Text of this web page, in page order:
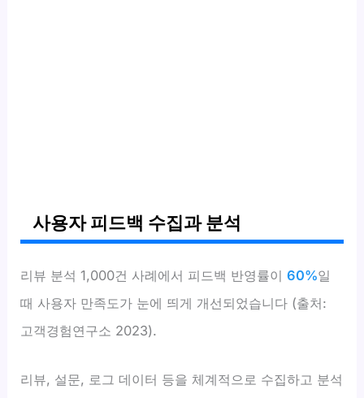
사용자 피드백 수집과 분석
리뷰 분석 1,000건 사례에서 피드백 반영률이60%일
때 사용자 만족도가 눈에 띄게 개선되었습니다 (출처:
고객경험연구소 2023).
리뷰, 설문, 로그 데이터 등을 체계적으로 수집하고 분석